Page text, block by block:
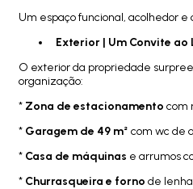
Um espaço funcional, acolhedor e
Exterior | Um Convite
O exterior da propriedade
organização:
* Zona de estacionamento com
* Garagem de 49 m² com wc de
* Casa de máquinas e arrumos
* Churrasqueira e forno de lenha